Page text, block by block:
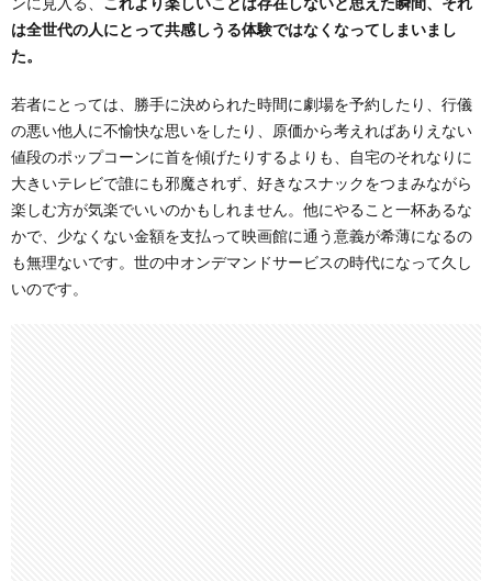
は全世代の人にとって共感しうる体験ではなくなってしまいまし
た。
若者にとっては、勝手に決められた時間に劇場を予約したり、行儀
の悪い他人に不愉快な思いをしたり、原価から考えればありえない
値段のポップコーンに首を傾げたりするよりも、自宅のそれなりに
大きいテレビで誰にも邪魔されず、好きなスナックをつまみながら
楽しむ方が気楽でいいのかもしれません。他にやること一杯あるな
かで、少なくない金額を支払って映画館に通う意義が希薄になるの
も無理ないです。世の中オンデマンドサービスの時代になって久し
いのです。